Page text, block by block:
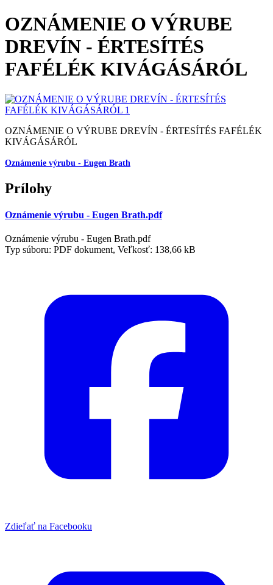
OZNÁMENIE O VÝRUBE
DREVÍN - ÉRTESÍTÉS
FAFÉLÉK KIVÁGÁSÁRÓL
OZNÁMENIE O VÝRUBE DREVÍN - ÉRTESÍTÉS FAFÉLÉK
KIVÁGÁSÁRÓL
Oznámenie výrubu - Eugen Brath
Prílohy
Oznámenie výrubu - Eugen Brath.pdf
Oznámenie výrubu - Eugen Brath.pdf
Typ súboru: PDF dokument, Veľkosť: 138,66 kB
Zdieľať na Facebooku